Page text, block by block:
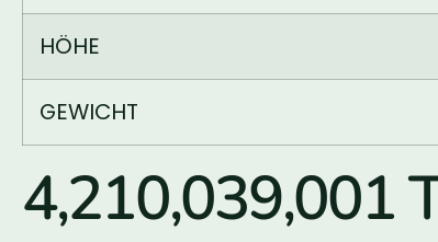
HÖHE
GEWICHT
4,210,039,001